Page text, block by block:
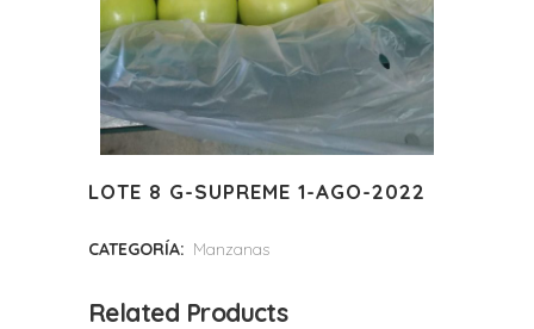
LOTE 8 G-SUPREME 1-AGO-2022
CATEGORÍA: Manzanas
Related Products